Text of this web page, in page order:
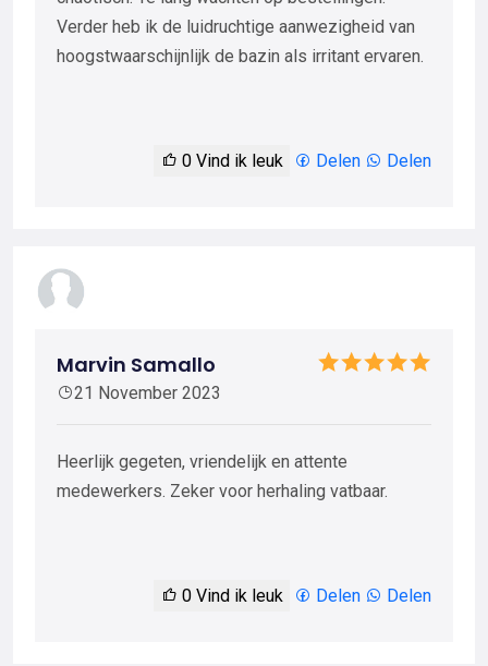
Verder heb ik de luidruchtige aanwezigheid van
hoogstwaarschijnlijk de bazin als irritant ervaren.
0 Vind ik leuk Delen Delen
Marvin Samallo
21 November 2023
Heerlijk gegeten, vriendelijk en attente
medewerkers. Zeker voor herhaling vatbaar.
0 Vind ik leuk Delen Delen